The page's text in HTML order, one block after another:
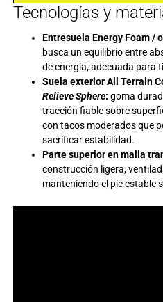
Tecnologías y
Entresuela Energy Foam /
busca un equilibrio entre
de energía, adecuada para
Suela exteriorAll Terrain
Relieve Sphere: goma
tracción fiable sobre
con tacos moderados que
sacrificar estabilidad.
Parte superior en malla
construcción ligera,
manteniendo el pie estable